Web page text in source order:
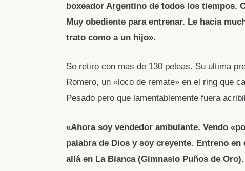
boxeador Argentino de todos los tiempos.
Muy obediente para entrenar. Le hacía
trato como a un hijo».
Se retiro con mas de 130 peleas. Su ultima
Romero, un «loco de remate» en el ring que
Pesado pero que lamentablemente fuera
«Ahora soy vendedor ambulante. Vendo
palabra de Dios y soy creyente. Entreno
allá en La Bianca (Gimnasio Puños de